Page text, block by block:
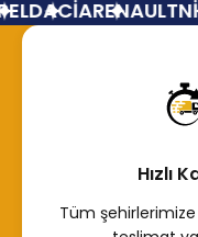
Hemen
DACİARENAULT
Hızlı
Tüm şehirlerimize